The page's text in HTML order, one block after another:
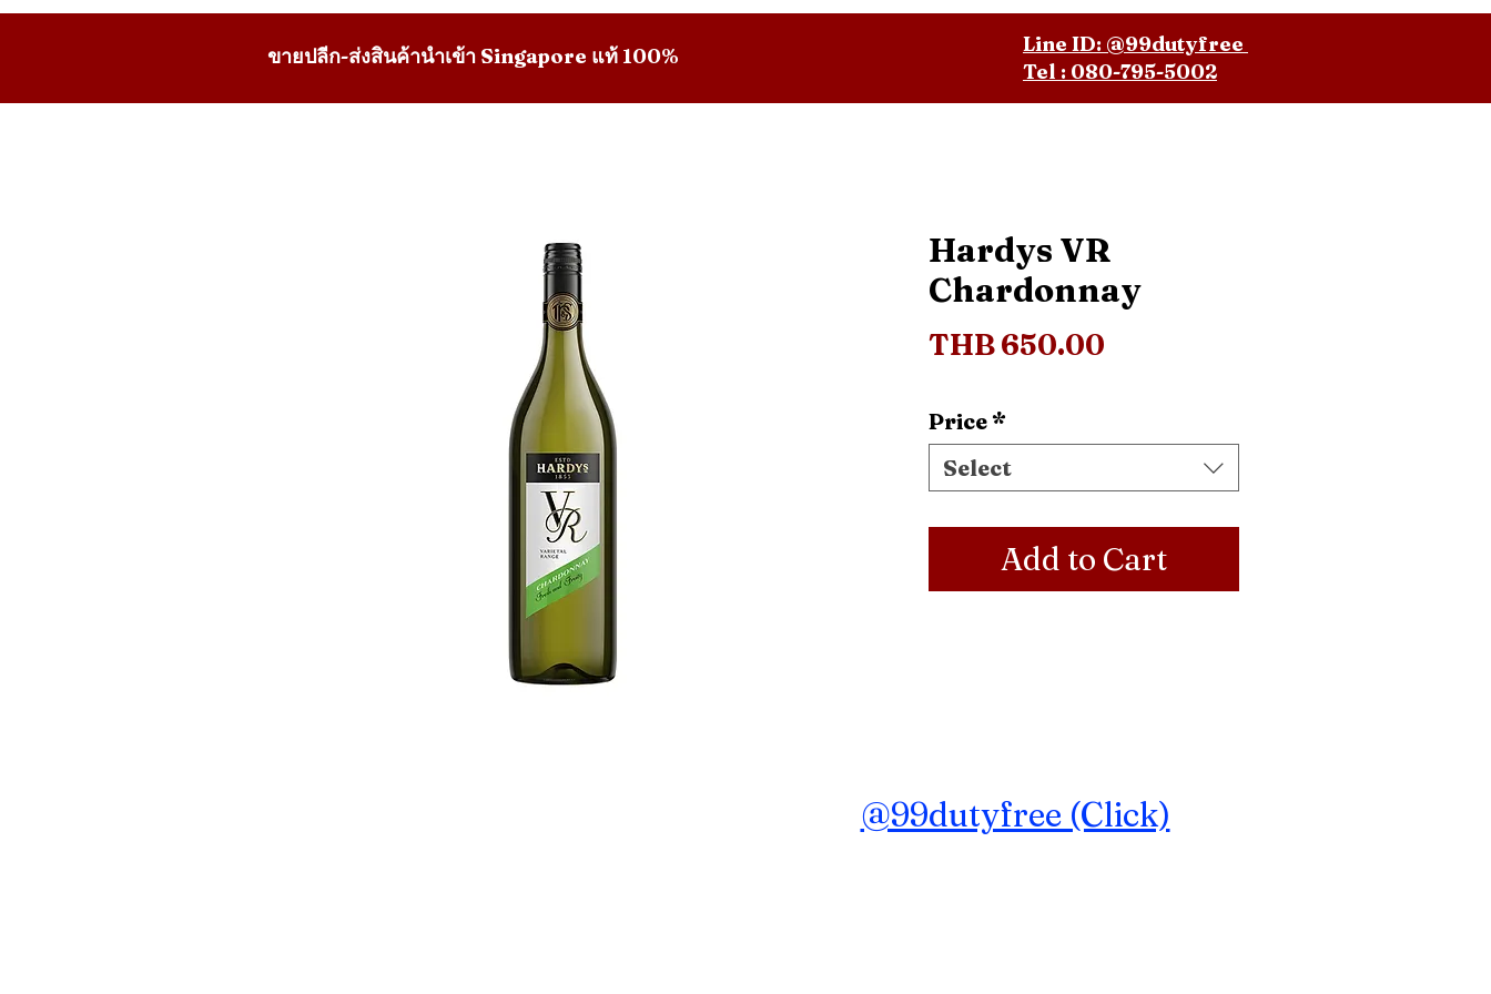
ขายปลีก-ส่งสินค้านำเข้า Singapore แท้ 100%
Line ID: @99dutyfree
Tel : 080-795-5002
Hardys VR
Chardonnay
THB 650.00
Price *
Select
Add to Cart
@99dutyfree (Click)